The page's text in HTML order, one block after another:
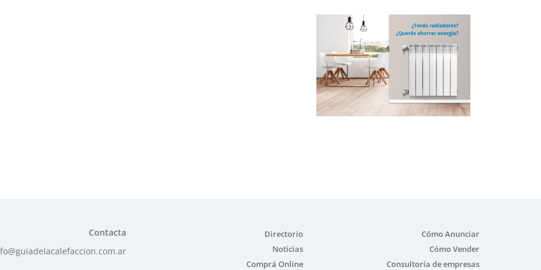
Contacta
Directorio
Noticias
Comprá Online
Cómo Anunciar
Cómo Vender
Consultoría de empresas